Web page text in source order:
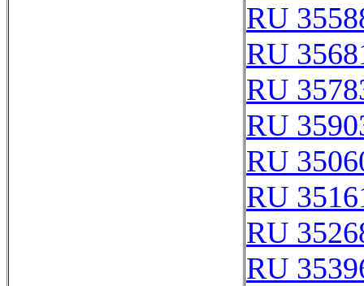
RU
RU
RU
RU
RU
RU
RU
RU